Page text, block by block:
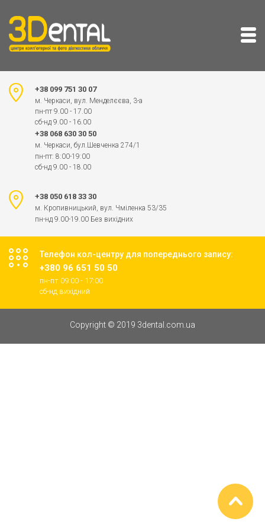
+38 099 751 30 07
м. Черкаси, вул. Менделєєва, 3-а
пн-пт 9.00 - 17.00
сб-нд 9.00 - 16.00
+38 068 630 30 50
м. Черкаси, бул.Шевченка 274/1
пн-пт: 8:00-19:00
сб-нд 9.00 - 18.00
+38 050 618 33 30
м. Кропивницький, вул. Чміленка 53/35
пн-нд 9.00-19.00 Без вихідних
Телефон кол-центру для попереднього запису:
+380 96 651 50 50
пн-пт 09:00 - 17:00
cб-нд вихідний
Copyright © 2019 3dental.com.ua